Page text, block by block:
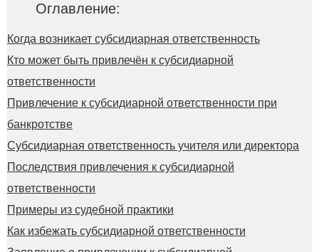
Оглавление:
Когда возникает субсидиарная ответственность
Кто может быть привлечён к субсидиарной
ответственности
Привлечение к субсидиарной ответственности при
банкротстве
Субсидиарная ответственность учителя или директора
Последствия привлечения к субсидиарной
ответственности
Примеры из судебной практики
Как избежать субсидиарной ответственности